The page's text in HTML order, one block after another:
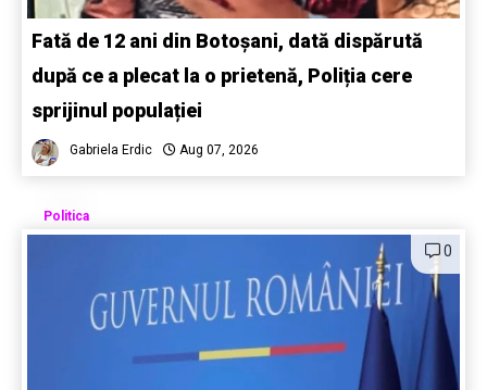
Fată de 12 ani din Botoșani, dată dispărută
după ce a plecat la o prietenă, Poliția cere
sprijinul populației
Gabriela Erdic Aug 07, 2026
Politica
0